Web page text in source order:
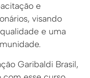
e
visando
e uma
Garibaldi Brasil,